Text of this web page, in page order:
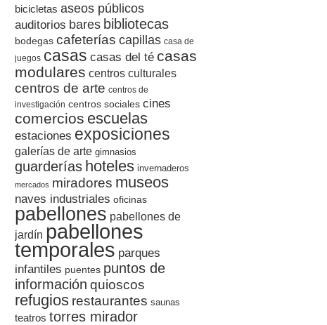
bicicletas aseos públicos
auditorios bares bibliotecas
bodegas cafeterías capillas casa de
juegos casas casas del té casas
modulares centros culturales
centros de arte centros de
investigación centros sociales cines
comercios escuelas
estaciones exposiciones
galerías de arte gimnasios
guarderías hoteles invernaderos
mercados miradores museos
naves industriales oficinas
pabellones pabellones de
jardín pabellones
temporales parques
infantiles puentes puntos de
información quioscos
refugios restaurantes saunas
teatros torres mirador